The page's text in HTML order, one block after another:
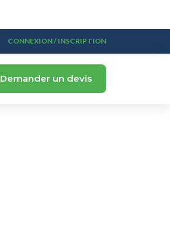
CONNEXION / INSCRIPTION
Demander un devis